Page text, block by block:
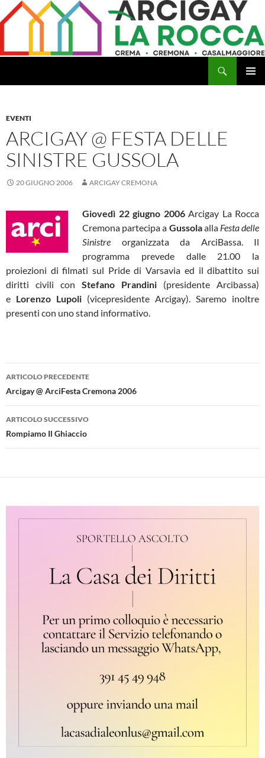
al
EVENTI
ARCIGAY @ FESTA DELLE
SINISTRE GUSSOLA
20 GIUGNO 2006 ARCIGAY CREMONA
Giovedì 22 giugno 2006Arcigay La Rocca
Cremona partecipa a Gussolaalla Festa delle
Sinistre organizzata da ArciBassa. Il
programma prevede dalle 21.00 la
proiezioni di filmati sul Pride di Varsavia ed il dibattito sui
diritti civili con Stefano Prandini (presidente Arcibassa)
e Lorenzo Lupoli (vicepresidente Arcigay). Saremo inoltre
presenti con uno stand informativo.
Navigazione
articolo
ARTICOLO PRECEDENTE
Arcigay @ ArciFesta Cremona 2006
ARTICOLO SUCCESSIVO
Rompiamo Il Ghiaccio